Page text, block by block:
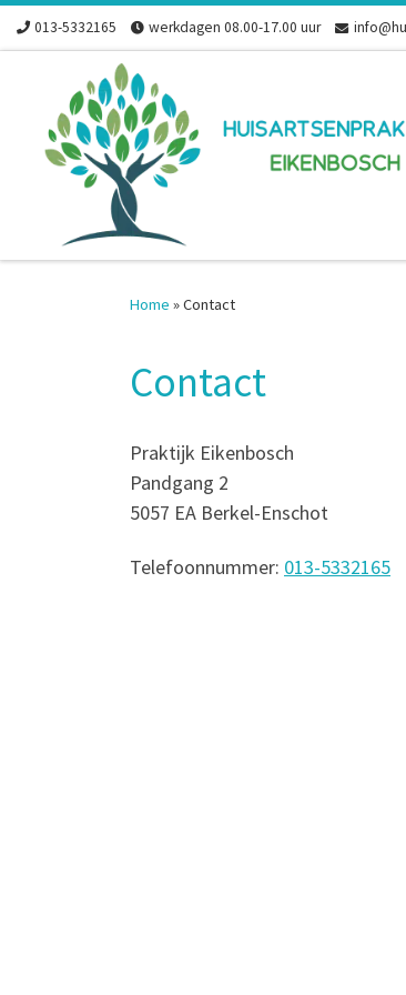
Skip to content
013-5332165 werkdagen 08.00-17.00 uur
Home »Contact
Contact
Praktijk Eikenbosch
Pandgang 2
5057 EA Berkel-Enschot
Telefoonnummer: 013-5332165